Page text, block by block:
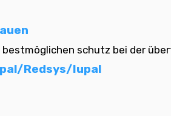
schutz bei der
Redsys/Iupal